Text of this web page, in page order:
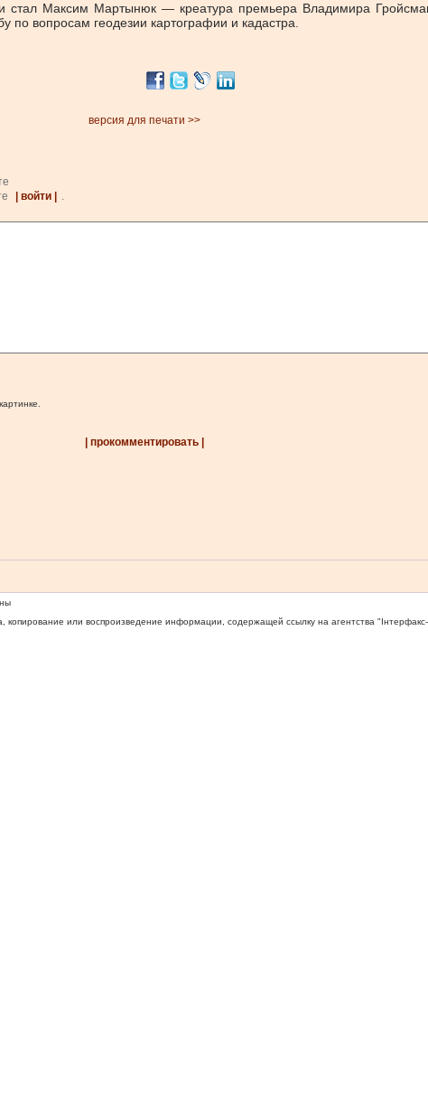
стал Максим Мартынюк — креатура премьера Владимира
по вопросам геодезии картографии и кадастра.
версия для печати >>
| войти |
.
| прокомментировать |
копирование или воспроизведение информации, содержащей ссылку на агентства